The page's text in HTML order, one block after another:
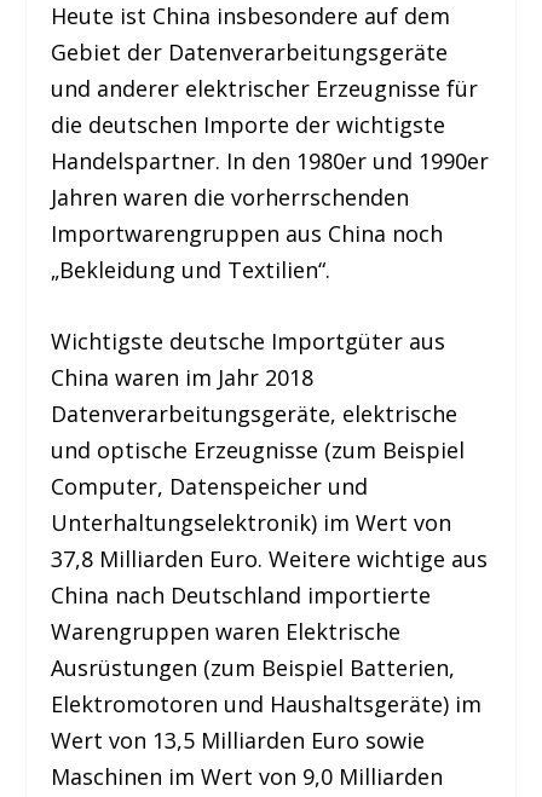
Heute ist China insbesondere auf dem
Gebiet der Datenverarbeitungsgeräte
und anderer elektrischer Erzeugnisse für
die deutschen Importe der wichtigste
Handelspartner. In den 1980er und 1990er
Jahren waren die vorherrschenden
Importwarengruppen aus China noch
„Bekleidung und Textilien“.
Wichtigste deutsche Importgüter aus
China waren im Jahr 2018
Datenverarbeitungsgeräte, elektrische
und optische Erzeugnisse (zum Beispiel
Computer, Datenspeicher und
Unterhaltungselektronik) im Wert von
37,8 Milliarden Euro. Weitere wichtige aus
China nach Deutschland importierte
Warengruppen waren Elektrische
Ausrüstungen (zum Beispiel Batterien,
Elektromotoren und Haushaltsgeräte) im
Wert von 13,5 Milliarden Euro sowie
Maschinen im Wert von 9,0 Milliarden